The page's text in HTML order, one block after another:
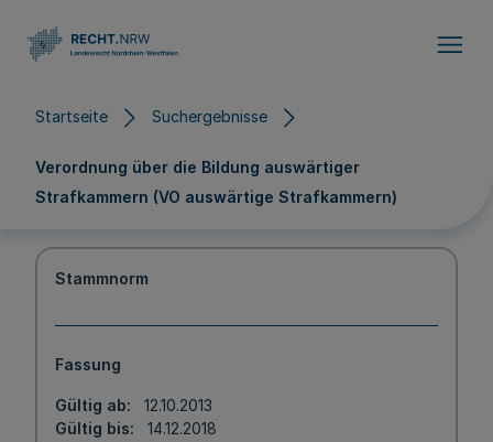
Startseite Suchergebnisse
Verordnung über die Bildung auswärtiger
Strafkammern (VO auswärtige Strafkammern)
Stammnorm
Fassung
Gültig ab
12.10.2013
Gültig bis
14.12.2018